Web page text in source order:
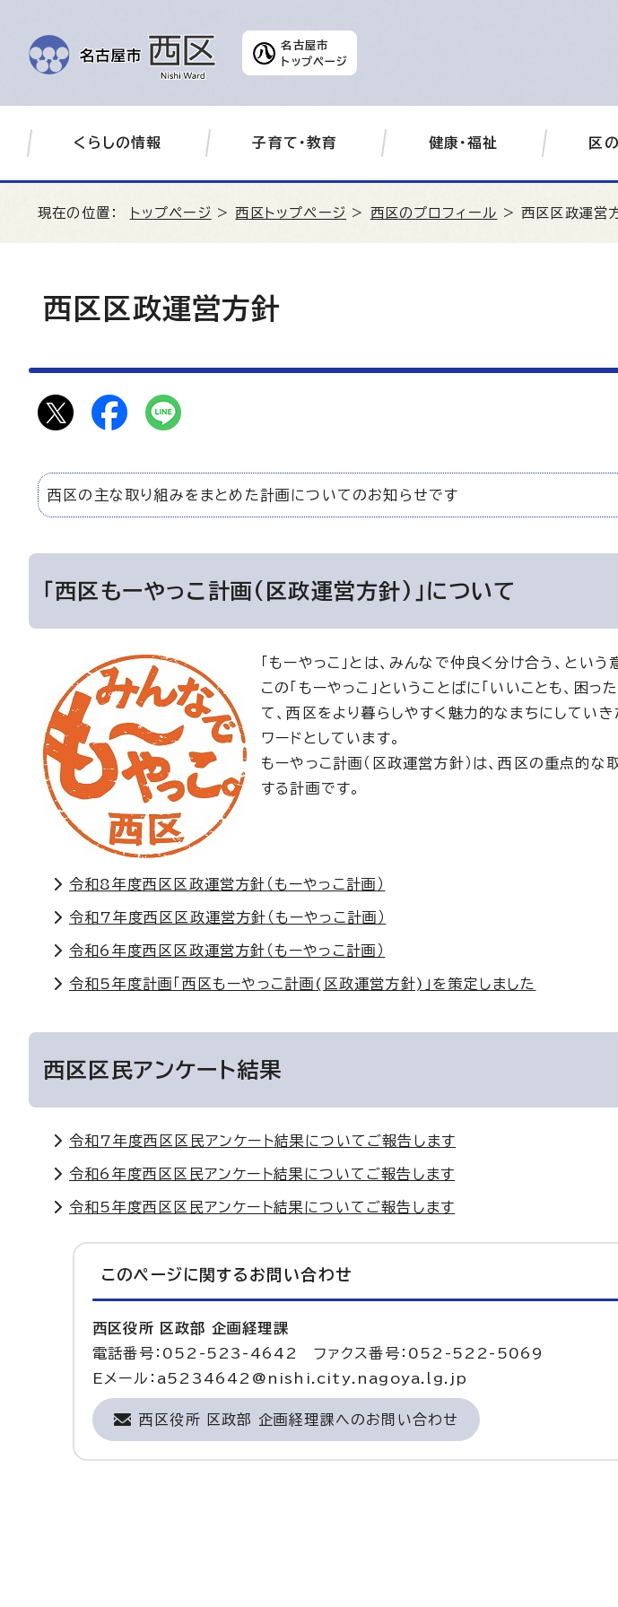
名古屋市
トップページ
くらしの情報 子育て・教育 健康・福祉 区
現在の位置： トップページ > 西区トップページ > 西区のプロフィール > 西区区政運営
西区区政運営方針
西区の主な取り組みをまとめた計画についてのお知らせです
「西区もーやっこ計画(区政運営方針)」について
「もーやっこ」とは、みんなで仲良く分け合う、とい
この「もーやっこ」ということばに「いいことも、困
て、西区をより暮らしやすく魅力的なまちにしてい
ワードとしています。
もーやっこ計画（区政運営方針）は、西区の重点的
する計画です。
令和8年度西区区政運営方針（もーやっこ計画）
令和7年度西区区政運営方針（もーやっこ計画）
令和6年度西区区政運営方針（もーやっこ計画）
令和5年度計画「西区もーやっこ計画(区政運営方針)」を策定しました
西区区民アンケート結果
令和7年度西区区民アンケート結果についてご報告します
令和6年度西区区民アンケート結果についてご報告します
令和5年度西区区民アンケート結果についてご報告します
このページに関する お問い合わせ
西区役所 区政部 企画経理課
電話番号：052-523-4642 ファクス番号：052-522-5069
Eメール：a5234642@nishi.city.nagoya.lg.jp
西区役所 区政部 企画経理課へのお問い合わせ